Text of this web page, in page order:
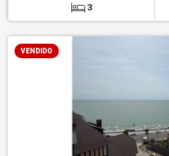
3
VENDIDO